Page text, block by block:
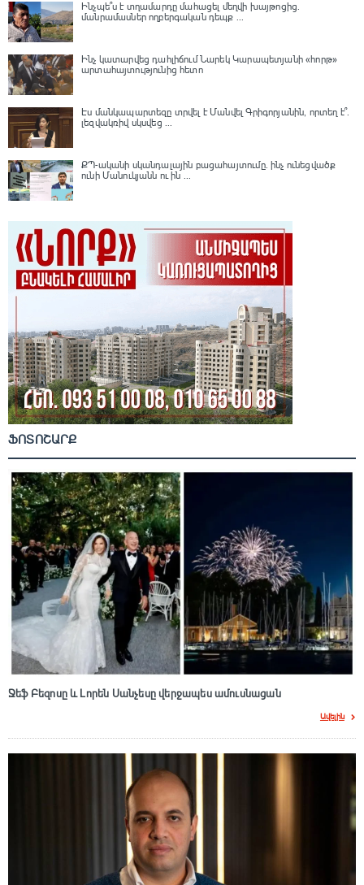
Ինչպե՞ս է տղամարդը մահացել մեղվի խայթոցից.
մանրամասներ ողբերգական դեպք ...
Ինչ կատարվեց դահլիճում Նարեկ Կարապետյանի «հորթ»
արտահայտությունից հետո
Էս մանկապարտեզը տրվել է Մանվել Գրիգորյանին, որտեղ է՞․
լեզվակռիվ սկսվեց ...
ՔՊ-ականի սկանդալային բացահայտումը․ ինչ ունեցվածք
ունի Մանուկյանն ու ին ...
ՖՈՏՈՇԱՐՔ
Ջեֆ Բեզոսը և Լորեն Սանչեսը վերջապես ամուսնացան
Ավելին